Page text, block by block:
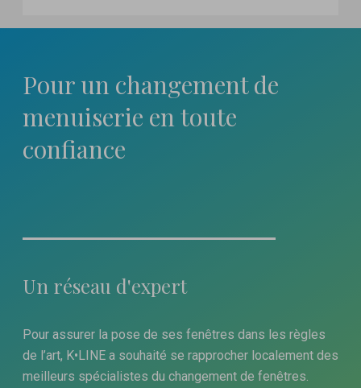
Pour un changementde
menuiserie en toute
confiance
Un réseau d'expert
Pour assurer la pose de ses fenêtres dans les règles
de l’art, K•LINE a souhaité se rapprocher localement des
meilleurs spécialistes du changement de fenêtres.